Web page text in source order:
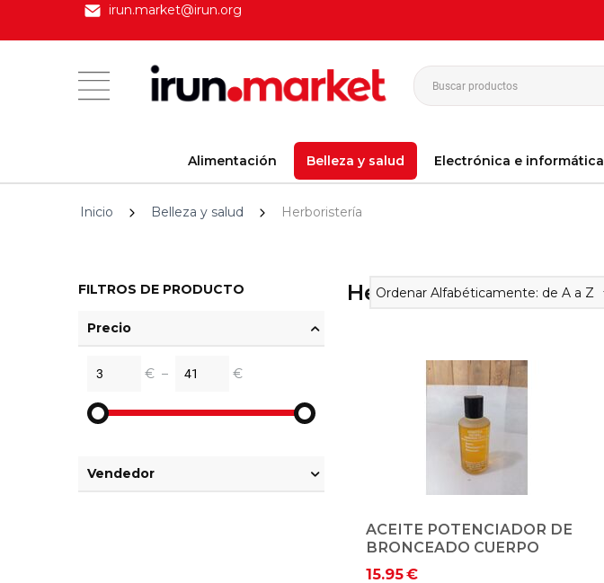
irun.market@irun.org
Alimentación Belleza y salud Electrónica e informática
Inicio Belleza y salud Herboristería
FILTROS DE PRODUCTO
Precio
€ – €
Vendedor
Herboristería
Ordenar Alfabéticamente: de A a Z
ACEITE POTENCIADOR DE
BRONCEADO CUERPO
15.95€